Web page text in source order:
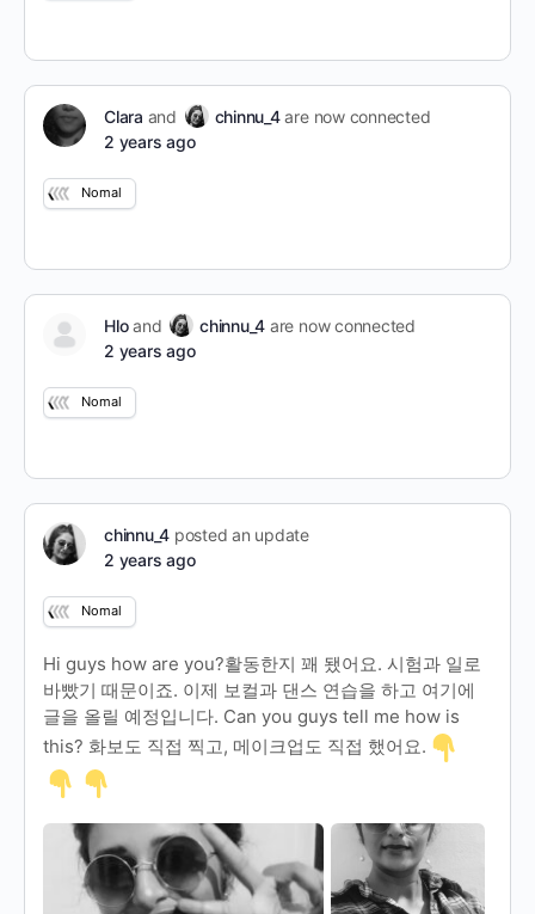
Clara and chinnu_4are now connected
2 years ago
Nomal
Hloand chinnu_4 are now connected
2 years ago
Nomal
chinnu_4 posted an update
2 years ago
Nomal
Hi guys how are you?활동한지 꽤 됐어요. 시험과 일로
바빴기 때문이죠. 이제 보컬과 댄스 연습을 하고 여기에
글을 올릴 예정입니다. Can you guys tell me how is
this? 화보도 직접 찍고, 메이크업도 직접 했어요.